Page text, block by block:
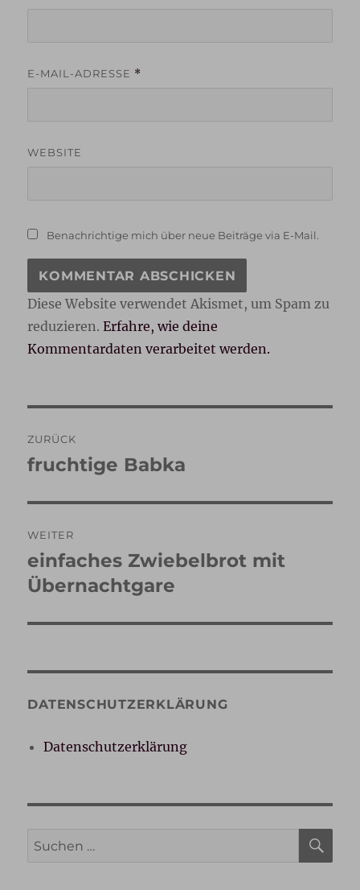
E-MAIL-ADRESSE *
WEBSITE
Benachrichtige mich über neue Beiträge via E-Mail.
Diese Website verwendet Akismet, um Spam zu
reduzieren.Erfahre, wie deine
Kommentardaten verarbeitet werden.
ZURÜCK
Vorheriger
fruchtige Babka
WEITER
Nächster
Beitrag:
einfaches Zwiebelbrot mit
Übernachtgare
DATENSCHUTZERKLÄRUNG
Datenschutzerklärung
Suche